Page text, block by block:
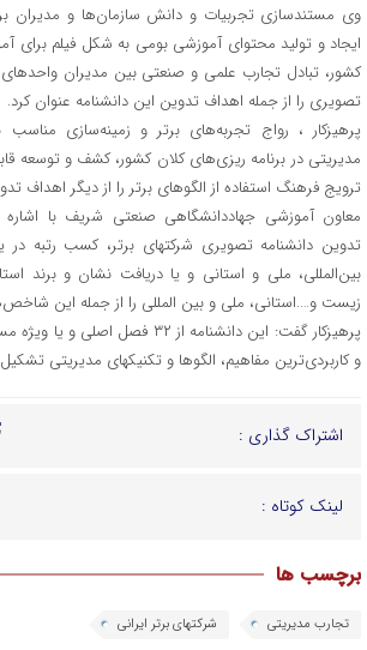
وی مستندسازی تجربیات و دانش سازمان‌ها و مدیران
ایجاد و تولید محتوای آموزشی بومی به شکل فیلم
کشور، تبادل تجارب علمی و صنعتی بین مدیران
تصویری را از جمله اهداف تدوین این دانشنامه عنوان کرد.
پرهیزکار ، رواج تجربه‌های برتر و زمینه‌سازی مناسب
مدیریتی در برنامه ریزی‌های کلان کشور، کشف و توسعه
ترویج فرهنگ استفاده از الگوهای برتر را از دیگر اهداف
معاون آموزشی جهاددانشگاهی صنعتی شریف با
تدوین دانشنامه تصویری شرکتهای برتر، کسب رتبه در
بین‌المللی، ملی و استانی و یا دریافت نشان و برند
زیست و….استانی، ملی و بین المللی را از جمله این
پرهیزکار گفت: این دانشنامه از ۳۲
و کاربردی‌ترین مفاهیم، الگوها و تکنیکهای مدیریتی
اشتراک گذاری :
لینک کوتاه :
برچسب ها
تجارب مدیریتی شرکتهای برتر ایرانی